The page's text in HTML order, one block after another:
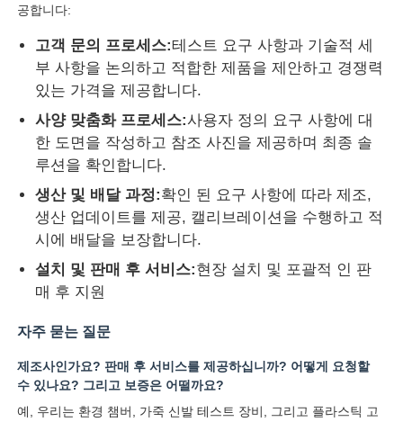
공합니다:
고객 문의 프로세스:테스트 요구 사항과 기술적 세
부 사항을 논의하고 적합한 제품을 제안하고 경쟁력
있는 가격을 제공합니다.
사양 맞춤화 프로세스:사용자 정의 요구 사항에 대
한 도면을 작성하고 참조 사진을 제공하며 최종 솔
루션을 확인합니다.
생산 및 배달 과정:확인 된 요구 사항에 따라 제조,
생산 업데이트를 제공, 캘리브레이션을 수행하고 적
시에 배달을 보장합니다.
설치 및 판매 후 서비스:현장 설치 및 포괄적 인 판
매 후 지원
자주 묻는 질문
제조사인가요? 판매 후 서비스를 제공하십니까? 어떻게 요청할
수 있나요? 그리고 보증은 어떨까요?
예, 우리는 환경 챔버, 가죽 신발 테스트 장비, 그리고 플라스틱 고